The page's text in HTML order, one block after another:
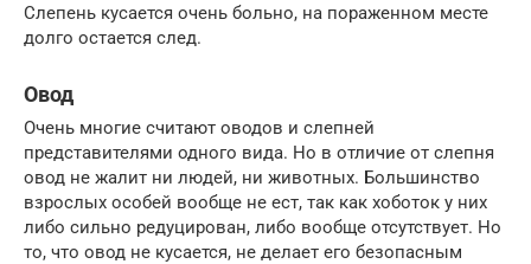
Слепень кусается очень больно, на пораженном месте
долго остается след.
Овод
Очень многие считают оводов и слепней
представителями одного вида. Но в отличие от слепня
овод не жалит ни людей, ни животных. Большинство
взрослых особей вообще не ест, так как хоботок у них
либо сильно редуцирован, либо вообще отсутствует. Но
то, что овод не кусается, не делает его безопасным